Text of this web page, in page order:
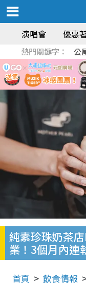
演唱會 優惠
熱門關鍵字： 公
純素珍珠奶茶
業！3個月內連
首頁 飲食情報